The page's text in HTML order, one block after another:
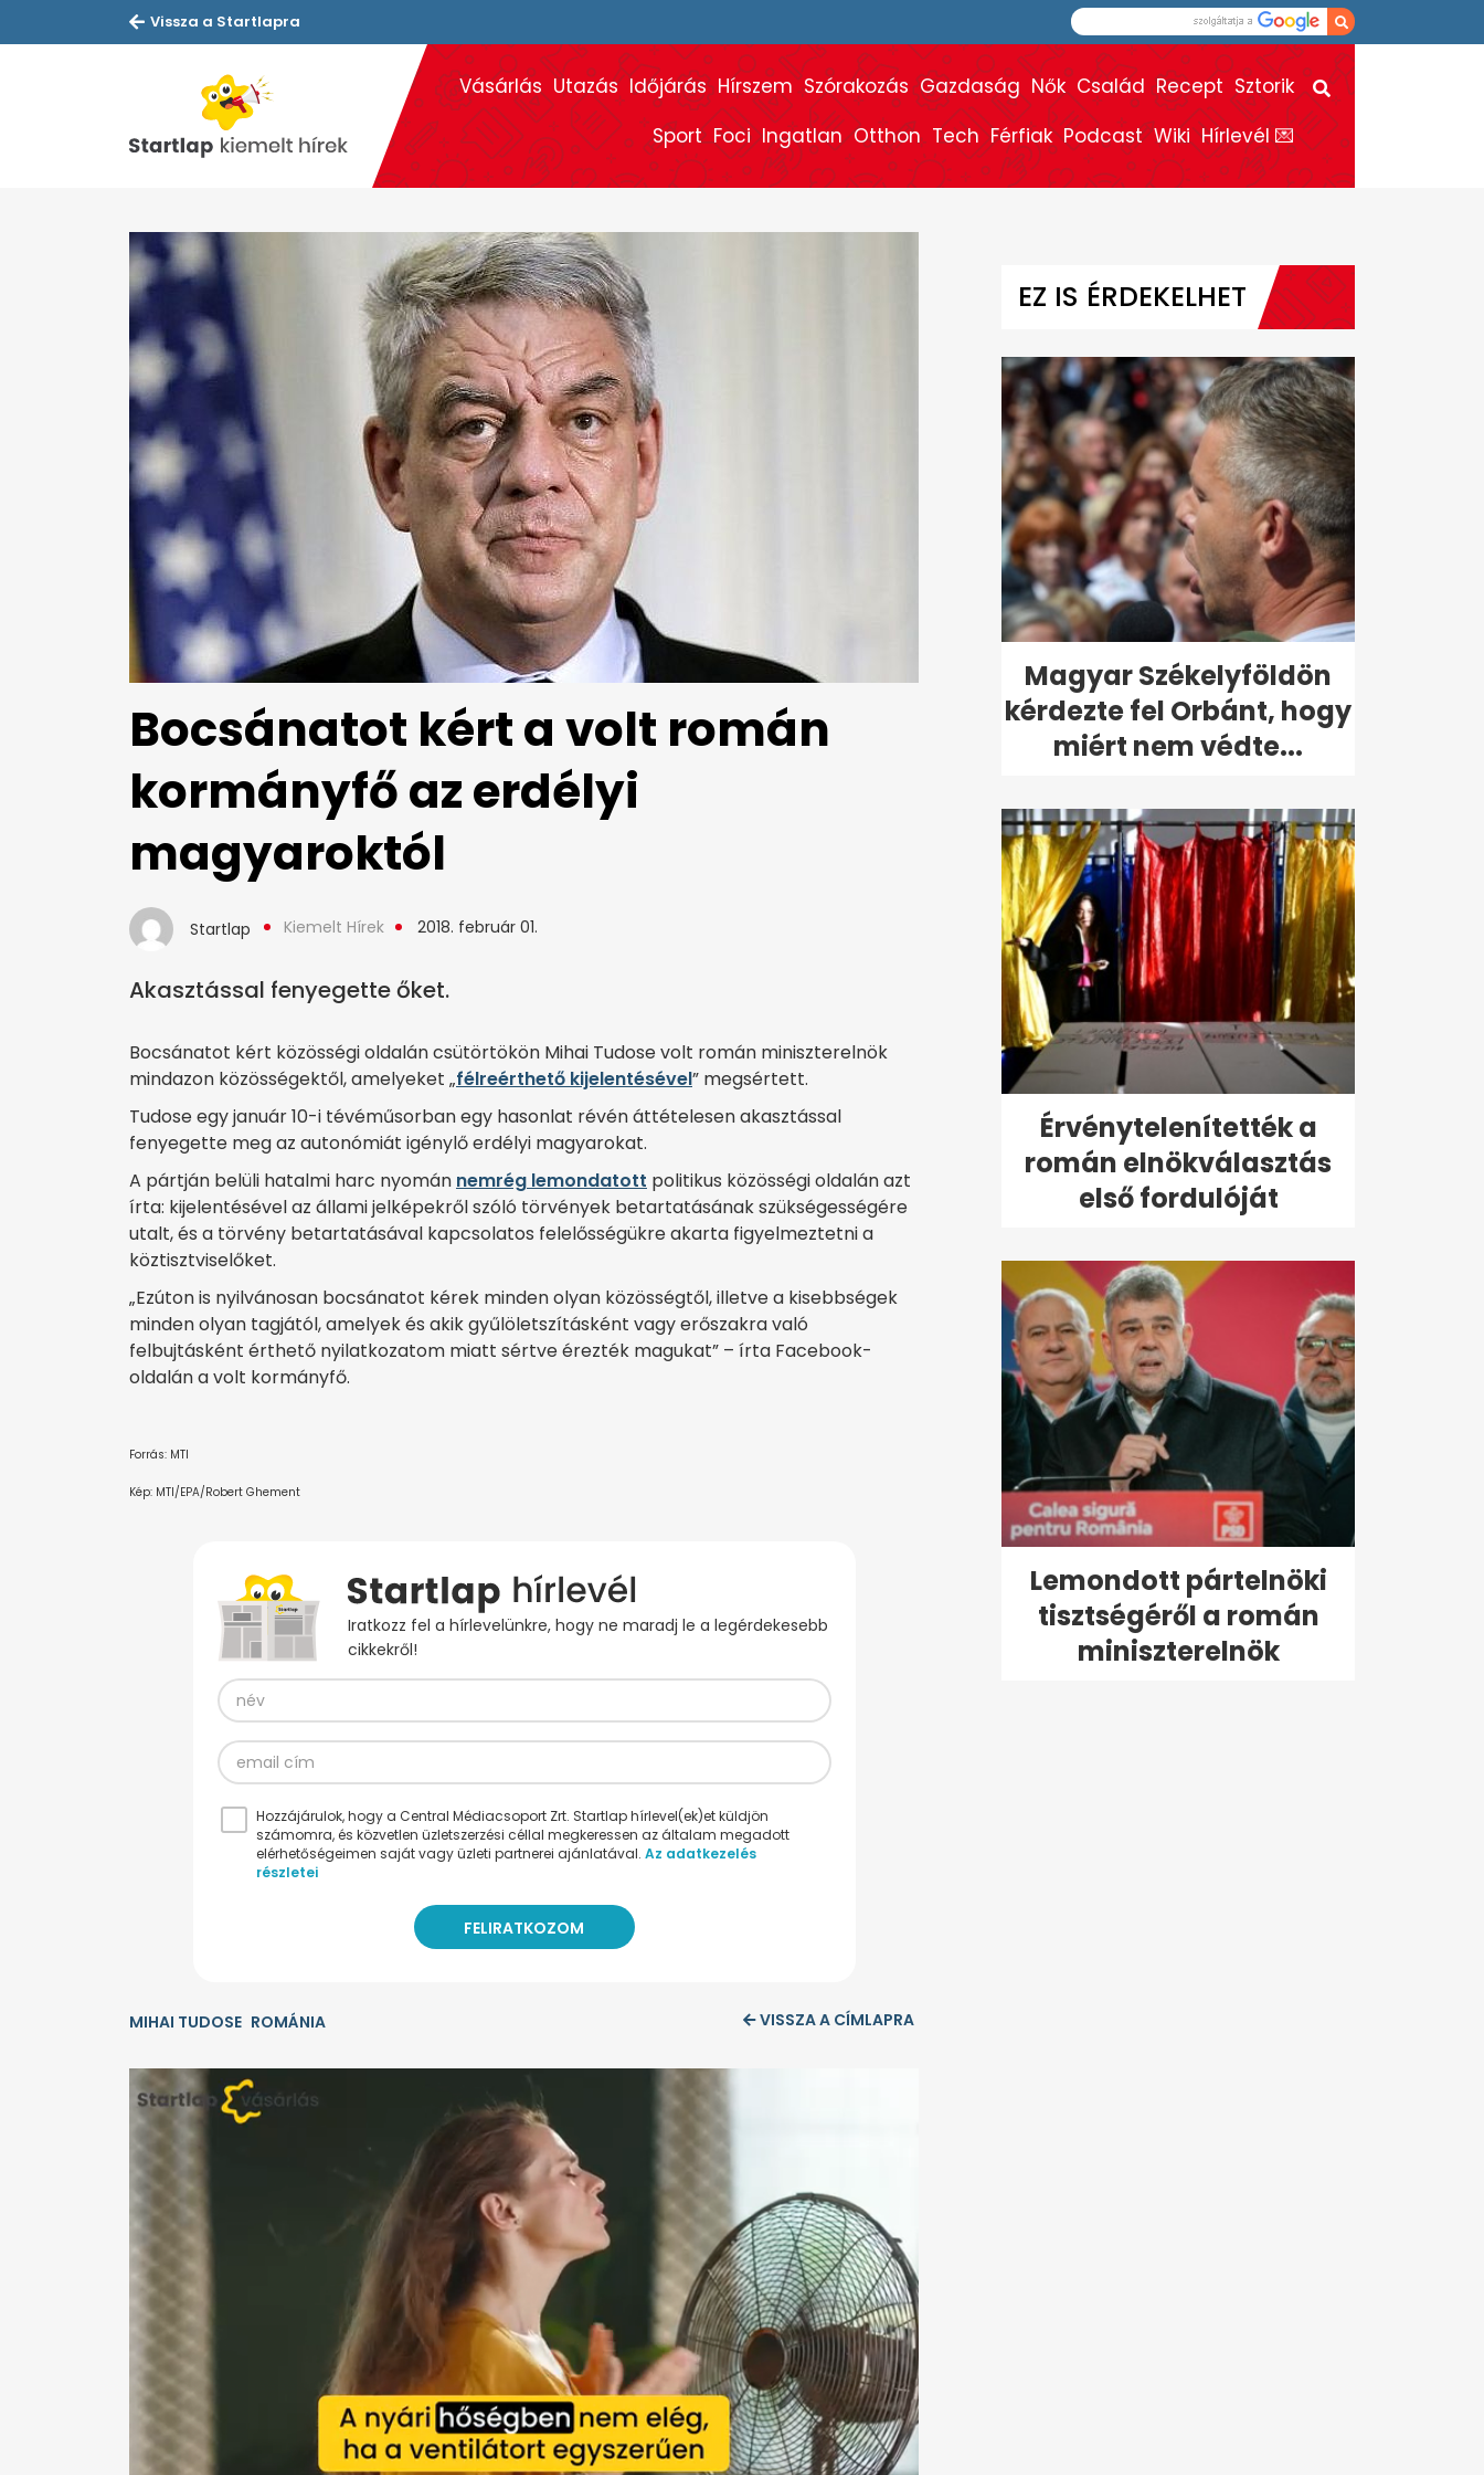
Vissza a Startlapra
Vásárlás Utazás Időjárás Hírszem Szórakozás Gazdaság Nők Család Recept Sztorik
Sport Foci Ingatlan Otthon Tech Férfiak Podcast Wiki Hírlevél 💌
Bocsánatot kért a volt román
kormányfő az erdélyi
magyaroktól
Startlap Kiemelt Hírek 2018. február 01.
Akasztással fenyegette őket.
Bocsánatot kért közösségi oldalán csütörtökön Mihai Tudose volt román miniszterelnök
mindazon közösségektől, amelyeket „félreérthető kijelentésével” megsértett.
Tudose egy január 10-i tévéműsorban egy hasonlat révén áttételesen akasztással
fenyegette meg az autonómiát igénylő erdélyi magyarokat.
A pártján belüli hatalmi harc nyomán nemrég lemondatott politikus közösségi oldalán azt
írta: kijelentésével az állami jelképekről szóló törvények betartatásának szükségességére
utalt, és a törvény betartatásával kapcsolatos felelősségükre akarta figyelmeztetni a
köztisztviselőket.
„Ezúton is nyilvánosan bocsánatot kérek minden olyan közösségtől, illetve a kisebbségek
minden olyan tagjától, amelyek és akik gyűlöletszításként vagy erőszakra való
felbujtásként érthető nyilatkozatom miatt sértve érezték magukat” – írta Facebook-
oldalán a volt kormányfő.
Forrás: MTI
Kép: MTI/EPA/Robert Ghement
Iratkozz fel a hírlevelünkre, hogy ne maradj le a legérdekesebb
cikkekről!
Hozzájárulok, hogy a Central Médiacsoport Zrt. Startlap hírlevel(ek)et küldjön
számomra, és közvetlen üzletszerzési céllal megkeressen az általam megadott
elérhetőségeimen saját vagy üzleti partnerei ajánlatával. Az adatkezelés
részletei
MIHAI TUDOSE ROMÁNIA VISSZA A CÍMLAPRA
EZ IS ÉRDEKELHET
Magyar Székelyföldön
kérdezte fel Orbánt, hogy
miért nem védte...
Érvénytelenítették a
román elnökválasztás
első fordulóját
Lemondott pártelnöki
tisztségéről a román
miniszterelnök